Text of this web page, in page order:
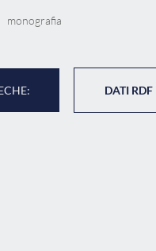
monografia
DATI RDF